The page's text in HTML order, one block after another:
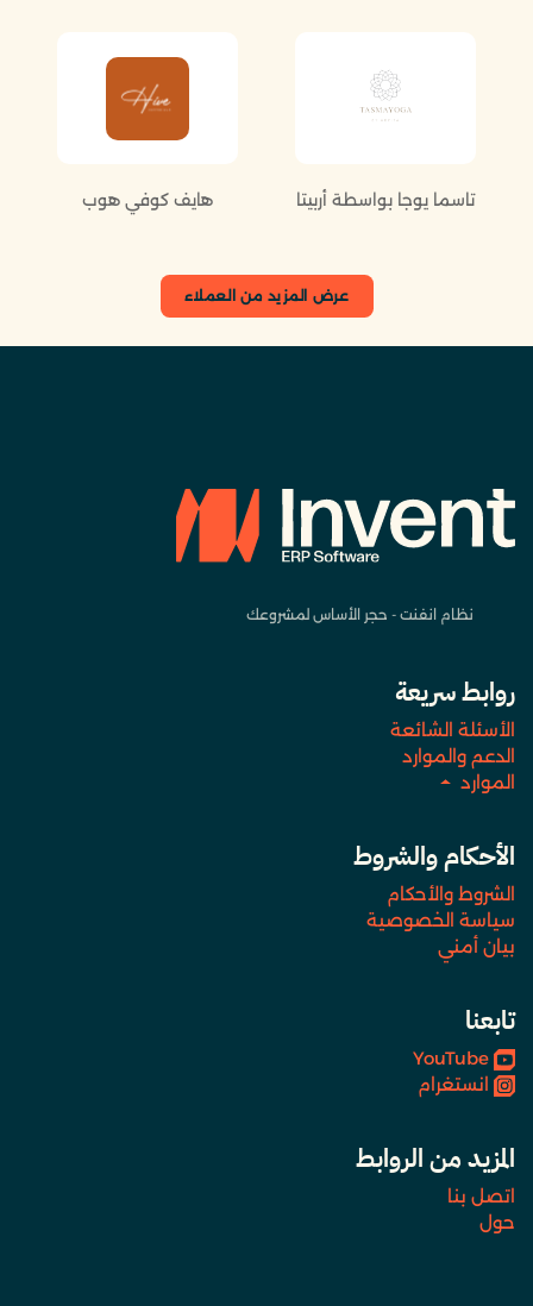
تاسما يوجا بواسطة أربيتا هايف كوفي هوب
عرض المزيد من العملاء
نظام انفنت - حجر الأساس لمشروعك
روابط سريعة
الأسئلة الشائعة
الدعم والموارد
الموارد
الأحكام والشروط
الشروط والأحكام
سياسة الخصوصية
بيان أمني
تابعنا
YouTube
انستغرام
المزيد من الروابط
اتصل بنا
حول